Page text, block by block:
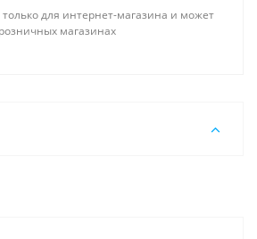
для интернет-магазина и может
магазинах